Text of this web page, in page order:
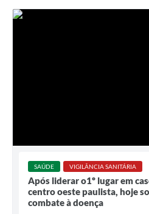
SAÚDE VIGILÂNCIA SANITÁRIA
Após liderar o1º lugar em
centro oeste paulista, hoje
combate à doença